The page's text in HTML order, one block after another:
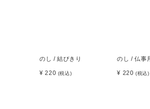
のし / 結びきり
¥ 220 (税込)
のし / 仏事
¥ 220(税込)